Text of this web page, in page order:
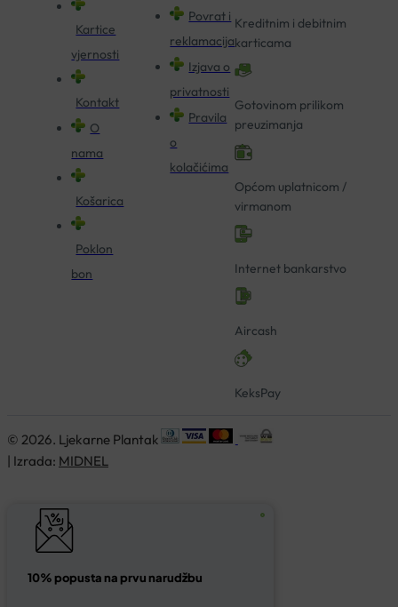
Kartice
vjernosti
Kontakt
O
nama
Košarica
Poklon
bon
Povrat i
reklamacija
Izjava o
privatnosti
Pravila
o
kolačićima
Kreditnim i debitnim
karticama
Gotovinom prilikom
preuzimanja
Općom uplatnicom /
virmanom
Internet bankarstvo
Aircash
KeksPay
© 2026. Ljekarne Plantak
| Izrada: MIDNEL
10% popusta na prvu narudžbu